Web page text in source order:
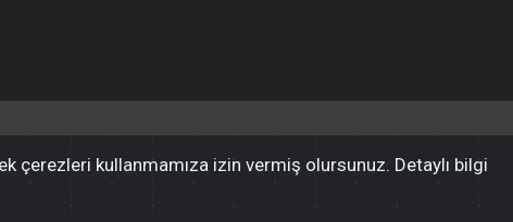
çerezleri kullanmamıza izin vermiş olursunuz. Detaylı bilgi